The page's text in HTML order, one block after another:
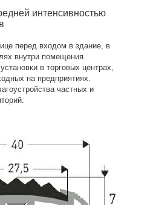
интенсивностью
перед входом в здание, в
внутри помещения.
в торговых центрах,
на предприятиях.
частных и